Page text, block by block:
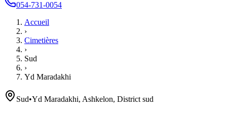
054-731-0054
Accueil
›
Cimetières
›
Sud
›
Yd Maradakhi
Sud•Yd Maradakhi, Ashkelon, District sud